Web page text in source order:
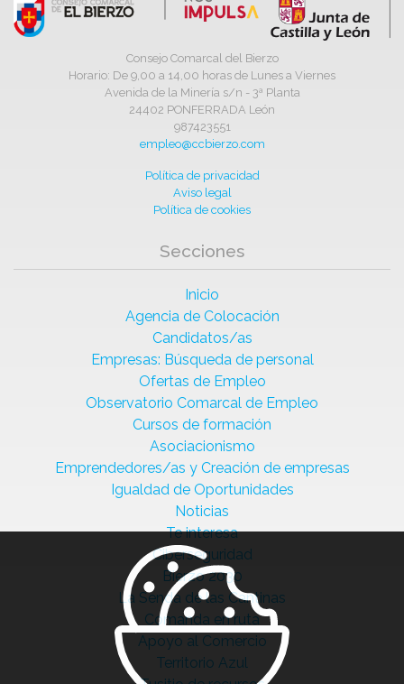
Consejo Comarcal del Bierzo
Horario: De 9,00 a 14,00 horas de Lunes a Viernes
Avenida de la Minería s/n - 3ª Planta
24402 PONFERRADA León
987423551
empleo@ccbierzo.com
Política de privacidad
Aviso legal
Política de cookies
Secciones
Inicio
Agencia de Colocación
Candidatos/as
Empresas: Búsqueda de personal
Ofertas de Empleo
Observatorio Comarcal de Empleo
Cursos de formación
Asociacionismo
Emprendedores/as y Creación de empresas
Igualdad de Oportunidades
Noticias
Te interesa
Ciberseguridad
Bierzo 2030
La Senda de las Cantinas
Comanda en ruta
Apoyo al Comercio
Territorio Azul